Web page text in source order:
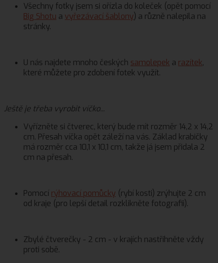
Všechny fotky jsem si ořízla do koleček (opět pomocí
Big Shotu a vyřezávací šablony) a různě nalepila na
stránky.
U nás najdete mnoho českých samolepek a razítek,
které můžete pro zdobení fotek využít.
Ještě je třeba vyrobit víčko...
Vyřízněte si čtverec, který bude mít rozměr 14,2 x 14,2
cm. Přesah víčka opět záleží na vás. Základ krabičky
má rozměr cca 10,1 x 10,1 cm, takže já jsem přidala 2
cm na přesah.
Pomocí rýhovací pomůcky (rybí kosti) zrýhujte 2 cm
od kraje (pro lepší detail rozklikněte fotografii).
Zbylé čtverečky - 2 cm - v krajích nastřihněte vždy
proti sobě.